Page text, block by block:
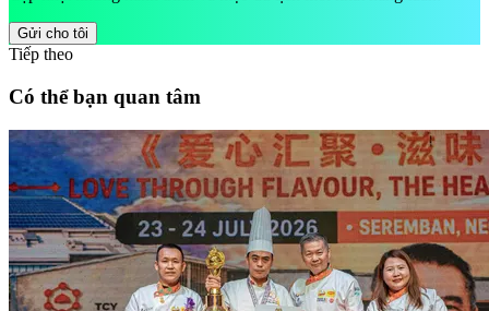
Gửi cho tôi
Tiếp theo
Có thể bạn quan tâm